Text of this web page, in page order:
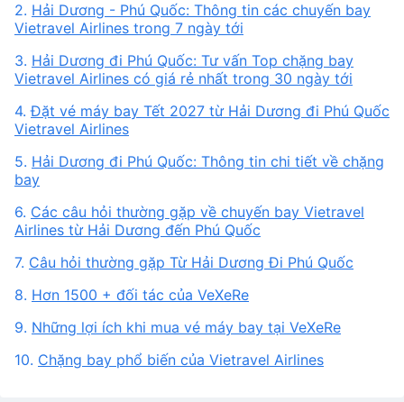
2. Hải Dương - Phú Quốc: Thông tin các chuyến bay
Vietravel Airlines trong 7 ngày tới
3. Hải Dương đi Phú Quốc: Tư vấn Top chặng bay
Vietravel Airlines có giá rẻ nhất trong 30 ngày tới
4.Đặt vé máy bay Tết 2027 từ Hải Dương đi Phú Quốc
Vietravel Airlines
5. Hải Dương đi Phú Quốc: Thông tin chi tiết về chặng
bay
6. Các câu hỏi thường gặp về chuyến bay Vietravel
Airlines từ Hải Dương đến Phú Quốc
7. Câu hỏi thường gặp Từ Hải Dương Đi Phú Quốc
8. Hơn 1500 + đối tác của VeXeRe
9. Những lợi ích khi mua vé máy bay tại VeXeRe
10. Chặng bay phổ biến của Vietravel Airlines